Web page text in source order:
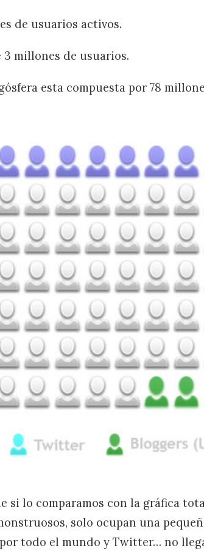
de usuarios activos.
3 millones de usuarios.
esta compuesta por 78
si lo comparamos con la gráfica
solo ocupan una
todo el mundo y Twitter… no